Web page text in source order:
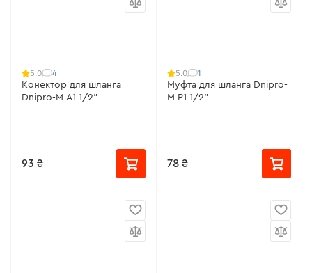
5.0 4
Конектор для шланга
Dnipro-M А1 1/2"
93 ₴
5.0 1
Муфта для шланга Dnipro-
M P1 1/2"
78 ₴